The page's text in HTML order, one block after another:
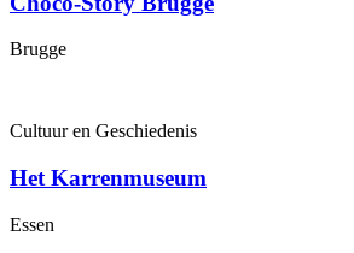
Brugge
Cultuur en Geschiedenis
Het Karrenmuseum
Essen